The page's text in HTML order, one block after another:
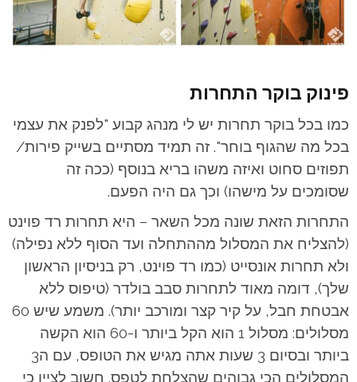
פינוק בוקר התחרות
כמו בכל בוקר תחרות יש לי מנהג קבוע "לפנק את עצמי
בכל מה שהגוף בוחר". זה תמיד מסתיים בשייק פירות/
תפוזים סחוט ואיזה משהו בריא בנוסף (ככה זה
שסומכים על מישהו) וכך גם היה הפעם.
התחרות הזאת שונה מכל השאר – היא תחרות רד פוינט
(להצליח את המסלול מההתחלה ועד הסוף ללא נפילה)
ולא תחרות אונסייט (כמו רד פוינט, רק בניסיון הראשון
שלך), דומה מאוד לתחרות סבב בולדר (טיפוס ללא
אבטחת חבל, על קיר קצר ומורכב יותר). משמע שיש 60
מסלולים: מסלול 1 הוא הקל ביותר ו-60 הוא הקשה
ביותר ובסיום 3 שעות אתה מגיש את הטופס, עם ה3
המסלולים הכי גבוהים שהצלחת לטפס. חשוב לציין כי